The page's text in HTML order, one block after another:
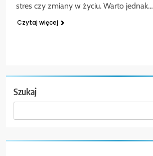
stres czy zmiany w życiu. Warto jednak…
Czytaj więcej
Szukaj